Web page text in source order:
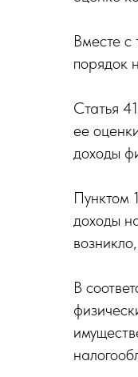
Вместе с
порядок
Статья
ее
доходы
Пунктом
доходы
В